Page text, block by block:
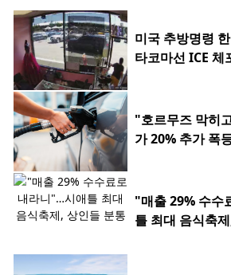
미국 추방명령
타코마선 ICE 체
"호르무즈 막히
가 20% 추가 폭
"매출 29% 수수
틀 최대 음식축